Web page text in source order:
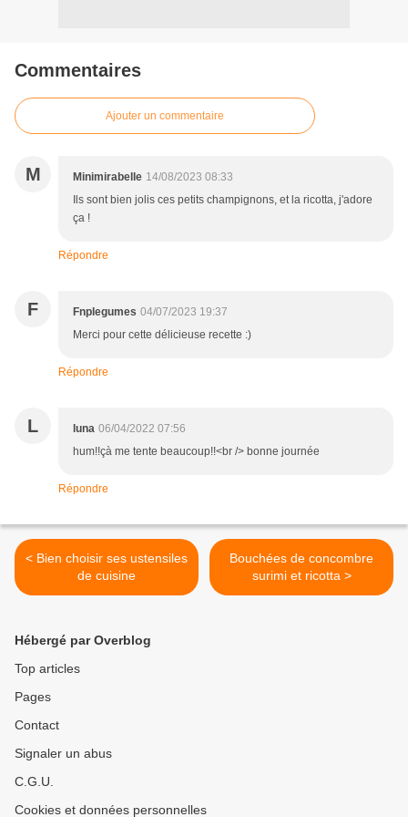
Commentaires
Ajouter un commentaire
M Minimirabelle 14/08/2023 08:33
Ils sont bien jolis ces petits champignons, et la ricotta, j'adore
ça !
Répondre
F Fnplegumes 04/07/2023 19:37
Merci pour cette délicieuse recette :)
Répondre
L luna 06/04/2022 07:56
hum!!çà me tente beaucoup!!<br /> bonne journée
Répondre
< Bien choisir ses ustensiles
de cuisine
Bouchées de concombre
surimi et ricotta >
Hébergé par Overblog
Top articles
Pages
Contact
Signaler un abus
C.G.U.
Cookies et données personnelles